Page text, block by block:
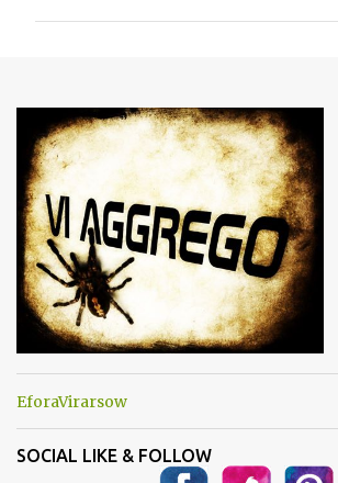
n
t
i
EforaVirarsow
SOCIAL LIKE & FOLLOW